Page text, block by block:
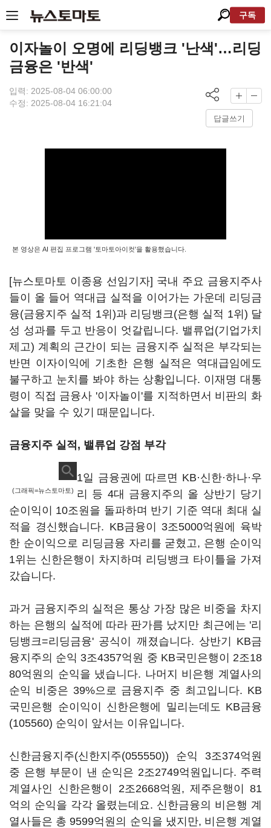
구독
이자놀이 오명에 리딩뱅크 '난색'…리딩
금융은 '반색'
입력: 2025-08-04 06:00:00
수정: 2025-08-04 16:21:04
답글쓰기
본 영상은 AI 편집 프로그램 '토마토아이컷'을 활용했습니다.
[뉴스토마토 이종용 선임기자] 국내 주요 금융지주사
들이 올 들어 역대급 실적을 이어가는 가운데 리딩금
융(금융지주 실적 1위)과 리딩뱅크(은행 실적 1위) 달
성 성과를 두고 반응이 엇갈립니다. 밸류업(기업가치
제고) 계획의 근간이 되는 금융지주 실적은 부각되는
반면 이자이익에 기초한 은행 실적은 역대급임에도
불구하고 눈치를 봐야 하는 상황입니다. 이재명 대통
령이 직접 금융사 '이자놀이'를 지적하면서 비판의 화
살을 맞을 수 있기 때문입니다.
금융지주 실적, 밸류업 강점 부각
(그래픽=뉴스토마토)
1일 금융권에 따르면 KB·신한·하나·우
리 등 4대 금융지주의 올 상반기 당기
순이익이 10조원을 돌파하며 반기 기준 역대 최대 실
적을 경신했습니다. KB금융이 3조5000억원에 육박
한 순이익으로 리딩금융 자리를 굳혔고, 은행 순이익
1위는 신한은행이 차지하며 리딩뱅크 타이틀을 가져
갔습니다.
과거 금융지주의 실적은 통상 가장 많은 비중을 차지
하는 은행의 실적에 따라 판가름 났지만 최근에는 '리
딩뱅크=리딩금융' 공식이 깨졌습니다. 상반기 KB금
융지주의 순익 3조4357억원 중 KB국민은행이 2조18
80억원의 순익을 냈습니다. 나머지 비은행 계열사의
순익 비중은 39%으로 금융지주 중 최고입니다. KB
국민은행 순이익이 신한은행에 밀리는데도 KB금융
(105560) 순익이 앞서는 이유입니다.
신한금융지주(신한지주(055550)) 순익 3조374억원
중 은행 부문이 낸 순익은 2조2749억원입니다. 주력
계열사인 신한은행이 2조2668억원, 제주은행이 81
억의 순익을 각각 올렸는데요. 신한금융의 비은행 계
열사들은 총 9599억원의 순익을 냈지만, 비은행 계열